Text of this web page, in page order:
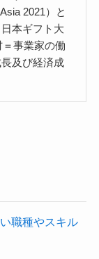
2021）と
本ギフト大
事業家の働
及び経済成
職種やスキル